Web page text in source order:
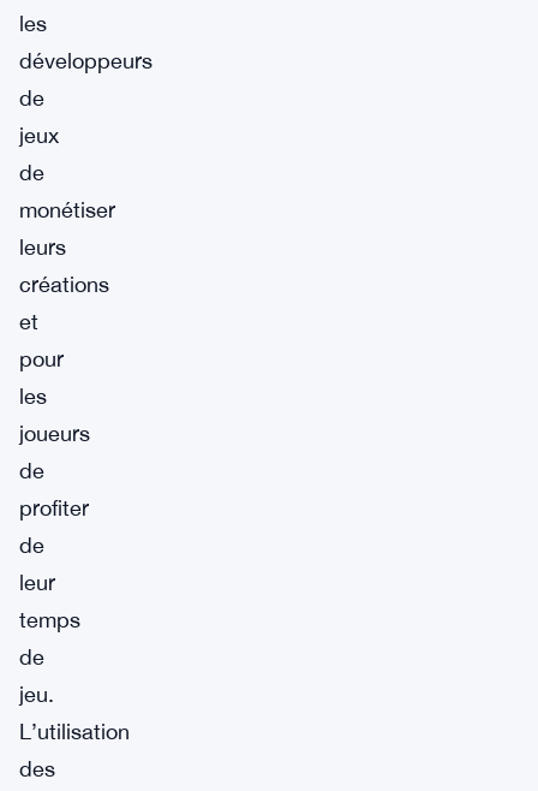
les
développeurs
de
jeux
de
monétiser
leurs
créations
et
pour
les
joueurs
de
profiter
de
leur
temps
de
jeu.
L’utilisation
des